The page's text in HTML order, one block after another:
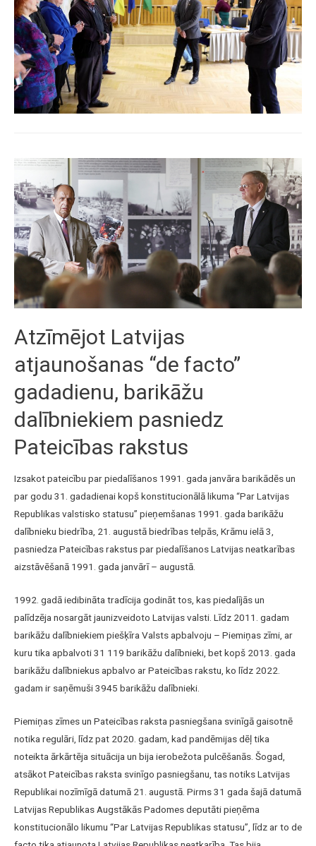
Atzīmējot Latvijas
atjaunošanas “de facto”
gadadienu, barikāžu
dalībniekiem pasniedz
Pateicības rakstus
Izsakot pateicību par piedalīšanos 1991. gada janvāra barikādēs un
par godu 31. gadadienai kopš konstitucionālā likuma “Par Latvijas
Republikas valstisko statusu” pieņemšanas 1991. gada barikāžu
dalībnieku biedrība, 21. augustā biedrības telpās, Krāmu ielā 3,
pasniedza Pateicības rakstus par piedalīšanos Latvijas neatkarības
aizstāvēšanā 1991. gada janvārī – augustā.
1992. gadā iedibināta tradīcija godināt tos, kas piedalījās un
palīdzēja nosargāt jaunizveidoto Latvijas valsti. Līdz 2011. gadam
barikāžu dalībniekiem piešķīra Valsts apbalvoju – Piemiņas zīmi, ar
kuru tika apbalvoti 31 119 barikāžu dalībnieki, bet kopš 2013. gada
barikāžu dalībniekus apbalvo ar Pateicības rakstu, ko līdz 2022.
gadam ir saņēmuši 3945 barikāžu dalībnieki.
Piemiņas zīmes un Pateicības raksta pasniegšana svinīgā gaisotnē
notika regulāri, līdz pat 2020. gadam, kad pandēmijas dēļ tika
noteikta ārkārtēja situācija un bija ierobežota pulcēšanās. Šogad,
atsākot Pateicības raksta svinīgo pasniegšanu, tas notiks Latvijas
Republikai nozīmīgā datumā 21. augustā. Pirms 31 gada šajā datumā
Latvijas Republikas Augstākās Padomes deputāti pieņēma
konstitucionālo likumu “Par Latvijas Republikas statusu”, līdz ar to de